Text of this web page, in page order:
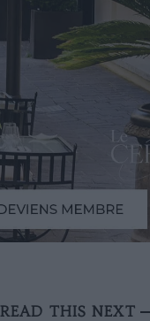
READ THIS NEXT